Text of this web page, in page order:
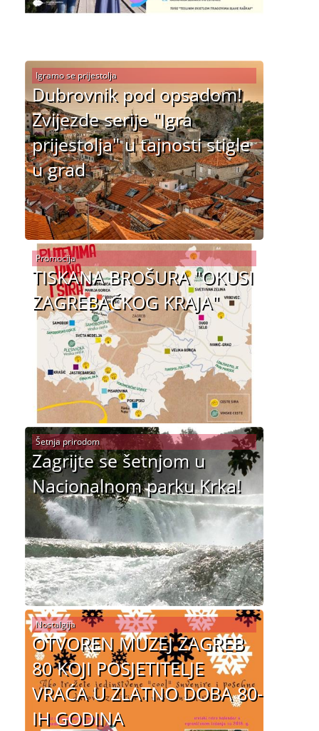
Dubrovnik pod opsadom!
Zvijezde serije "Igra
prijestolja" u tajnosti stigle
u grad
Igramo se prijestolja
TISKANA BROŠURA "OKUSI
ZAGREBAČKOG KRAJA"
Promocija
Zagrijte se šetnjom u
Nacionalnom parku Krka!
Šetnja prirodom
OTVOREN MUZEJ ZAGREB
80 KOJI POSJETITELJE
VRAĆA U ZLATNO DOBA 80-
IH GODINA
Nostalgija